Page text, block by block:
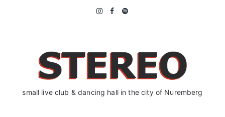
small live club & dancing hall in the city of Nuremberg